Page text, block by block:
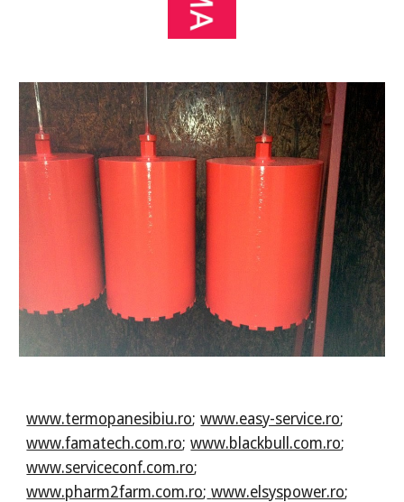
www.termopanesibiu.ro;www.easy-service.ro;
www.famatech.com.ro;www.blackbull.com.ro;
www.serviceconf.com.ro;
www.pharm2farm.com.ro; www.elsyspower.ro;